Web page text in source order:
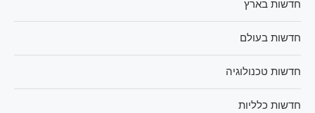
חדשות בארץ
חדשות בעולם
חדשות טכנולוגיה
חדשות כלליות